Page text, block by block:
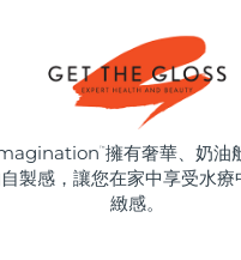
™ 擁有奢華、奶油
製感，讓您在家中享受水療
緻感。